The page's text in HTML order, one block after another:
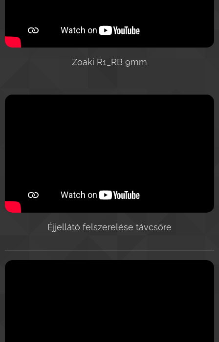
Zoaki R1_RB 9mm
Éjjellátó felszerelése távcsőre